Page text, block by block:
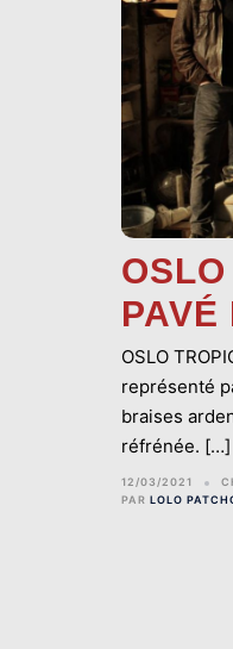
PAVÉ
OSLO
représenté
braises
réfrénée. […]
12/03/2021
PAR LOLO